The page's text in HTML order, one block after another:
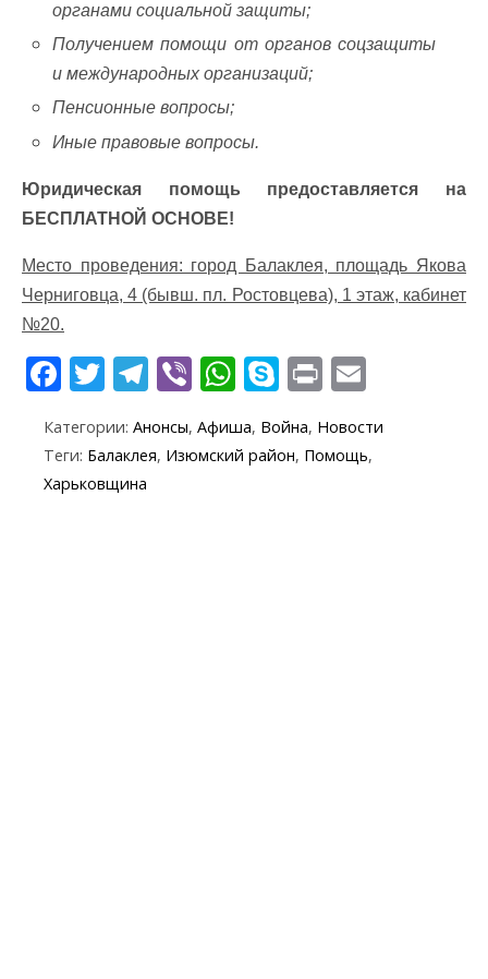
органами социальной защиты;
Получением помощи от органов соцзащиты
и международных организаций;
Пенсионные вопросы;
Иные правовые вопросы.
Юридическая помощь предоставляется на
БЕСПЛАТНОЙ ОСНОВЕ!
Место проведения: город Балаклея, площадь Якова
Черниговца, 4 (бывш. пл. Ростовцева), 1 этаж, кабинет
№20.
F
ac
e
b
T
w
itt
er
T
el
e
gr
Vi
b
er
W
h
at
s
S
k
y
p
Pr
in
t ai
l
Категории: Анонсы, Афиша, Война, Новости
Теги: Балаклея, Изюмский район, Помощь,
Харьковщина